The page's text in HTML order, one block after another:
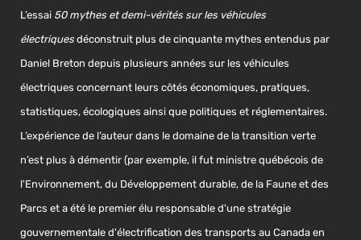
L’essai 50 mythes et demi-vérités sur les véhicules
électriques déconstruit plus de cinquante mythes entendus par
Daniel Breton depuis plusieurs années sur les véhicules
électriques concernant leurs côtés économiques, pratiques,
statistiques, écologiques ainsi que politiques et réglementaires.
L’expérience de l’auteur dans le domaine de la transition verte
n’est plus à démentir (par exemple, il fut ministre québécois de
l'Environnement, du Développement durable, de la Faune et des
Parcs et a été le premier élu responsable d'une stratégie
gouvernementale d'électrification des transports au Canada en